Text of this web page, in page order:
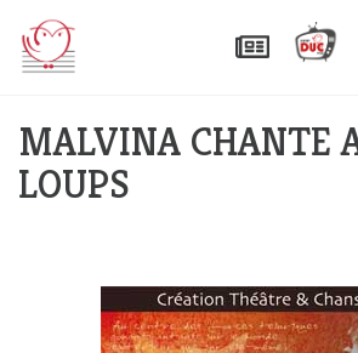
MALVINA CHANTE
LOUPS